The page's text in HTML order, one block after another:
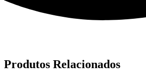
Produtos Relacionados